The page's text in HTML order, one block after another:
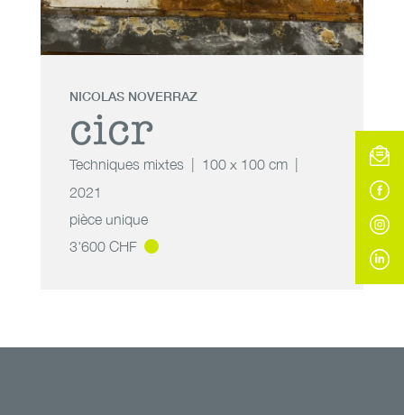
NICOLAS NOVERRAZ
cicr
Techniques mixtes
100 x 100 cm
2021
pièce unique
3'600 CHF
cicr